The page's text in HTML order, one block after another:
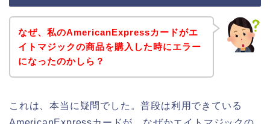
なぜ、私のAmericanExpressカードがエ
イトマジックの商品を購入した時にエラー
になったのかしら？
これは、本当に疑問でした。普段は利用できている